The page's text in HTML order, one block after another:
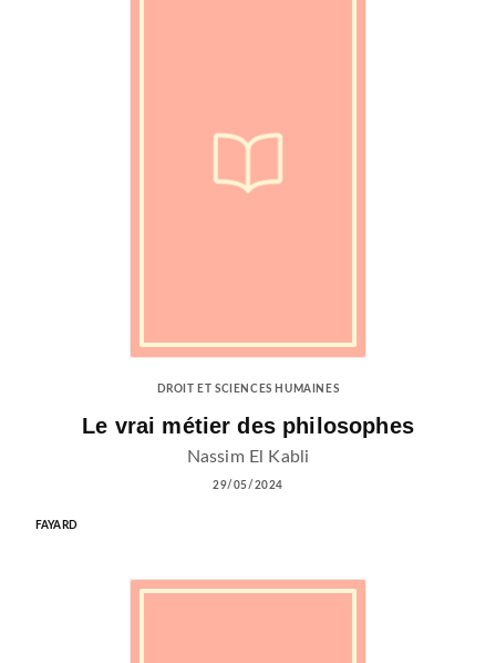
DROIT ET SCIENCES HUMAINES
Le vrai métier des philosophes
Nassim El Kabli
29/05/2024
FAYARD